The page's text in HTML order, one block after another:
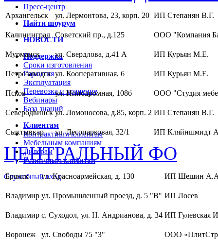
Пресс-центр
Найти шоурум
НОВОСТИ
Поддержка
Сроки изготовления
Гарантия
Эксплуатация
Перевозка и хранение
Вебинары
База знаний
Клиентам
Контрактным клиентам
Мебельным компаниям
Дилерам
Розничным клиентам
Служебный вход
Архангельск ул. Лермонтова, 23, корп. 20 ИП Степанян В.Г.
Калининград Советский пр., д.125 ООО "Компания
Мурманск ул. Свердлова, д.41 А ИП Курьян М.Е.
Петрозаводск ул. Кооперативная, 6 ИП Курьян М.Е.
Псков ул. Ипподромная, 108б ООО "Студия
Северодвинск ул. Ломоносова, д.85, корп. 2 ИП Степанян В.Г.
Сыктывкар ул. Лесопарковая, 32/1 ИП Кляйншмидт
ЦЕНТРАЛЬНЫЙ ФО
Брянск ул. Красноармейская, д. 130 ИП Шешин
Владимир ул. Промышленный проезд, д. 5 "В" ИП Лосев
Владимир с. Суходол, ул. Н. Андрианова, д. 34 ИП Гулевская
Воронеж ул. Свободы 75 "З" ООО